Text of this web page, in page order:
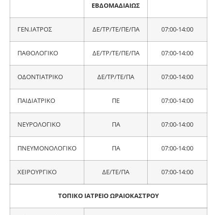
ΕΒΔΟΜΑΔΙΑΙΩΣ
ΓΕΝ.ΙΑΤΡΟΣ ΔΕ/ΤΡ/ΤΕ/ΠΕ/ΠΑ 07:00-14:00
ΠΑΘΟΛΟΓΙΚΟ ΔΕ/ΤΡ/ΤΕ/ΠΕ/ΠΑ 07:00-14:00
ΟΔΟΝΤΙΑΤΡΙΚΟ ΔΕ/ΤΡ/ΤΕ/ΠΑ 07:00-14:00
ΠΑΙΔΙΑΤΡΙΚΟ ΠΕ 07:00-14:00
ΝΕΥΡΟΛΟΓΙΚΟ ΠΑ 07:00-14:00
ΠΝΕΥΜΟΝΟΛΟΓΙΚΟ ΠΑ 07:00-14:00
ΧΕΙΡΟΥΡΓΙΚΟ ΔΕ/ΤΕ/ΠΑ 07:00-14:00
ΤΟΠΙΚΟ ΙΑΤΡΕΙΟ ΩΡΑΙΟΚΑΣΤΡΟΥ